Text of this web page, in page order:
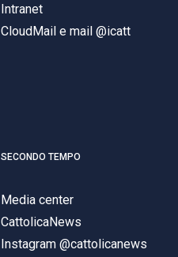
Intranet
CloudMail e mail @icatt
SECONDO TEMPO
Media center
CattolicaNews
Instagram @cattolicanews